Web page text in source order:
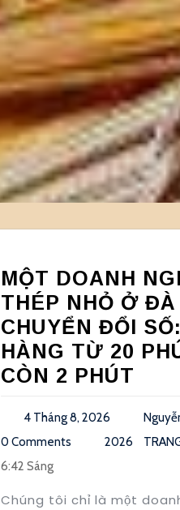
MỘT DOANH
THÉP NHỎ Ở ĐÀ
CHUYỂN ĐỔI
HÀNG TỪ 20
CÒN 2 PHÚT
4 Tháng 8, 2026
0 Comments
2026
6:42 Sáng
Chúng tôi chỉ là một